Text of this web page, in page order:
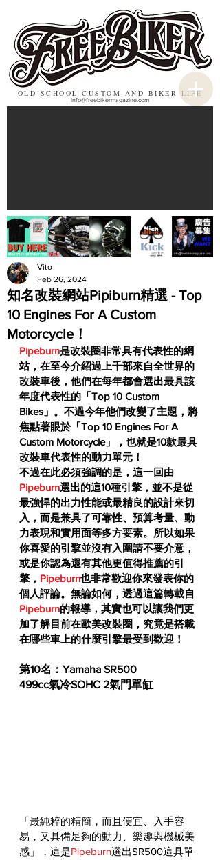
OLD SCHOOL CUSTOM AND BIKER LIFE
info@freebikermagazine.com
知名改裝網站Pipiburn精選 - Top
10 Engines For A Custom
Motorcycle！
Vito
Feb 26, 2024
Pipeburn是改裝圈非常具有代表性的網
站，在至今介紹過上千部來自全世界的
改裝車後，他們在每年都會選出最具該
年度代表性的「Top 10 Custom
Bikes」。不過今年他們改變了主題，將
焦點著眼於「Top 10 Engines For A
Custom Motorcycle」，也就是10款最具
改裝車代表性的動力單元！
不過在此必須強調的是，這一回由
Pipeburn選出的這10種引擎，並不是從
最強悍的出力性能或最精良的設計來切
入，而是兼具了可靠性、預算考量、動
力表現和實用面等多方要素。所以如果
你喜愛的引擎並沒有入圍請不要介意，
或是你認為還有其他更值得推薦的引
擎， Pipeburn也非常歡迎你來發表你的
個人評論。無論如何，透過這篇轉載自
Pipeburn的報導，其實也可以讓我們更
加了解目前在歐美改裝圈，究竟是搭載
在哪些車上的什麼引擎最受到歡迎！
第10名：Yamaha SR500
499cc氣冷SOHC 2氣門單缸
「最純粹的精簡，而且便宜、入手容
易，又具備足夠的動力、樂趣與機械美
感」，這是Pipeburn選出SR500這具單